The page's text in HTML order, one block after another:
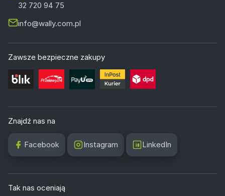
32 720 94 75
info@wally.com.pl
Zawsze bezpieczne zakupy
Znajdź nas na
Facebook Instagram LinkedIn
Tak nas oceniają